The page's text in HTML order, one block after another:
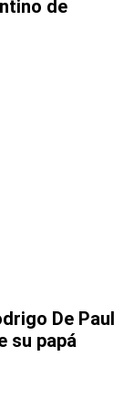
de
De Paul
su papá